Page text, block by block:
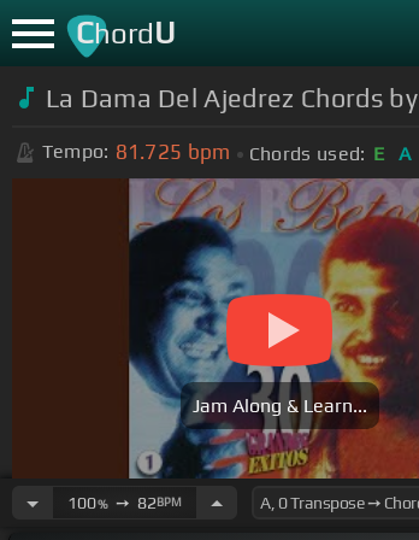
ChordU
La Dama Del Ajedrez Chords by
Tempo: 81.725 bpm Chords used: E A
Jam Along & Learn...
100%➙ 82BPM